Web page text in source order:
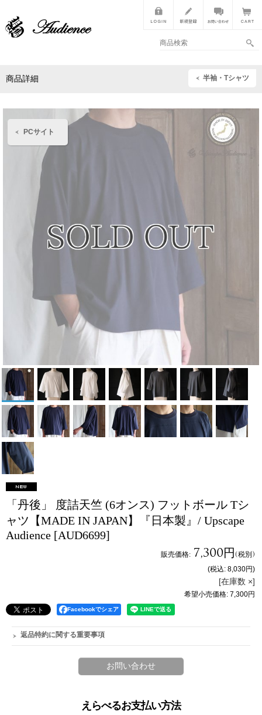
PCサイト
商品詳細 半袖・Tシャツ
「丹後」 度詰天竺 (6オンス) フットボール Tシ
ャツ【MADE IN JAPAN】『日本製』/ Upscape
Audience [AUD6699]
販売価格: 7,300円(税別)
(税込: 8,030円)
[在庫数 ×]
希望小売価格: 7,300円
Facebookでシェア
返品特約に関する重要事項
えらべるお支払い方法